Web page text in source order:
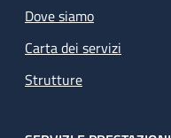
Dove siamo
Carta dei servizi
Strutture